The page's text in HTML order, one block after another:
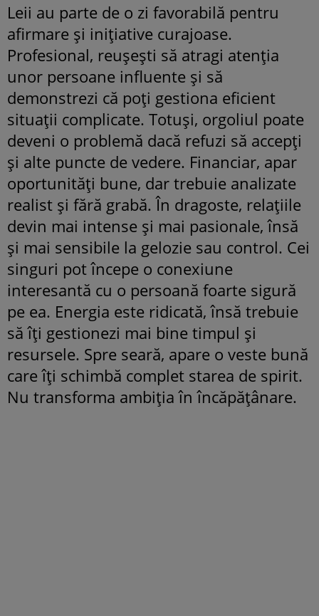
Leii au parte de o zi favorabilă pentru
afirmare și inițiative curajoase.
Profesional, reușești să atragi atenția
unor persoane influente și să
demonstrezi că poți gestiona eficient
situații complicate. Totuși, orgoliul poate
deveni o problemă dacă refuzi să accepți
și alte puncte de vedere. Financiar, apar
oportunități bune, dar trebuie analizate
realist și fără grabă. În dragoste, relațiile
devin mai intense și mai pasionale, însă
și mai sensibile la gelozie sau control. Cei
singuri pot începe o conexiune
interesantă cu o persoană foarte sigură
pe ea. Energia este ridicată, însă trebuie
să îți gestionezi mai bine timpul și
resursele. Spre seară, apare o veste bună
care îți schimbă complet starea de spirit.
Nu transforma ambiția în încăpățânare.